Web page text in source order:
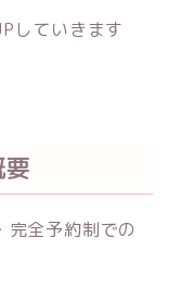
していきます
完全予約制での